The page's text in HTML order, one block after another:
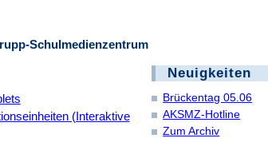
Neuigkeiten
Brückentag 05.06
AKSMZ-Hotline
Zum Archiv
Schulmedienzentrum
(Interaktive